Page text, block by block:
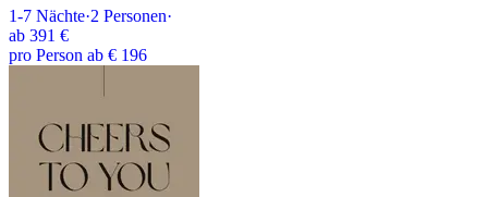
1-7 Nächte·2 Personen·
ab 391 €
pro Person ab € 196